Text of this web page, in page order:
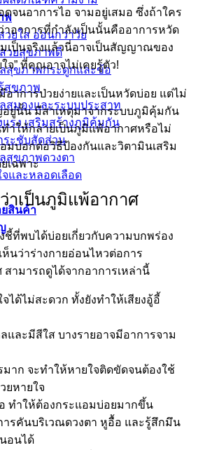
พ
วยใส อ่อนกว่าวัย
วยสุขภาพดี
สุขภาพกระดูกและข้อ
สุขภาพ
สมองและระบบประสาท
รง เสริมสร้างภูมิคุ้มกัน
ะชับสัดส่วน
สุขภาพดวงตา
และหลอดเลือด
สินค้า
จนอาการไอ จามอยู่เสมอ ซึ่งถ้าใคร
อาการที่กำลังเป็นนั้นคืออาการหวัด
เป็นจริงแล้วนี่อาจเป็นสัญญาณของ
จ” ที่คุณอาจไม่เคยรู้ตัว!
าการป่วยง่ายและเป็นหวัดบ่อย แต่ไม่
อยู่นั้น มีสาเหตุมาจากระบบภูมิคุ้มกัน
ำให้กลายเป็นภูมิแพ้อากาศหรือไม่
บอกต่อวิธีป้องกันและวิตามินเสริม
เฉพาะ
เป็นภูมิแพ้อากาศ
ที่พบได้บ่อยเกี่ยวกับความบกพร่อง
นว่าร่างกายอ่อนไหวต่อการ
สามารถดูได้จากอาการเหล่านี้
ได้ไม่สะดวก ทั้งยังทำให้เสียงอู้อี้
และมีสีใส บางรายอาจมีอาการจาม
าก จะทำให้หายใจติดขัดจนต้องใช้
ยหายใจ
ทำให้ต้องกระแอมบ่อยมากขึ้น
ารคันบริเวณดวงตา หูอื้อ และรู้สึกมึน
อนได้